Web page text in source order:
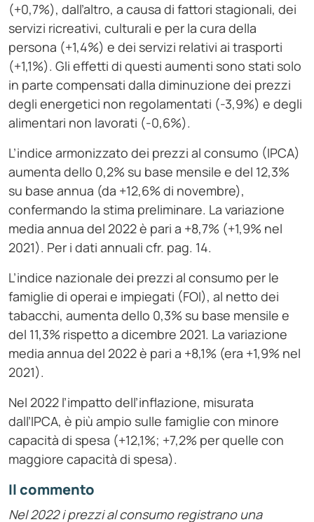
(+0,7%), dall’altro, a causa di fattori stagionali, dei
servizi ricreativi, culturali e per la cura della
persona (+1,4%) e dei servizi relativi ai trasporti
(+1,1%). Gli effetti di questi aumenti sono stati solo
in parte compensati dalla diminuzione dei prezzi
degli energetici non regolamentati (-3,9%) e degli
alimentari non lavorati (-0,6%).
L’indice armonizzato dei prezzi al consumo (IPCA)
aumenta dello 0,2% su base mensile e del 12,3%
su base annua (da +12,6% di novembre),
confermando la stima preliminare. La variazione
media annua del 2022 è pari a +8,7% (+1,9% nel
2021). Per i dati annuali cfr. pag. 14.
L’indice nazionale dei prezzi al consumo per le
famiglie di operai e impiegati (FOI), al netto dei
tabacchi, aumenta dello 0,3% su base mensile e
del 11,3% rispetto a dicembre 2021. La variazione
media annua del 2022 è pari a +8,1% (era +1,9% nel
2021).
Nel 2022 l’impatto dell’inflazione, misurata
dall’IPCA, è più ampio sulle famiglie con minore
capacità di spesa (+12,1%; +7,2% per quelle con
maggiore capacità di spesa).
Il commento
Nel 2022 i prezzi al consumo registrano una